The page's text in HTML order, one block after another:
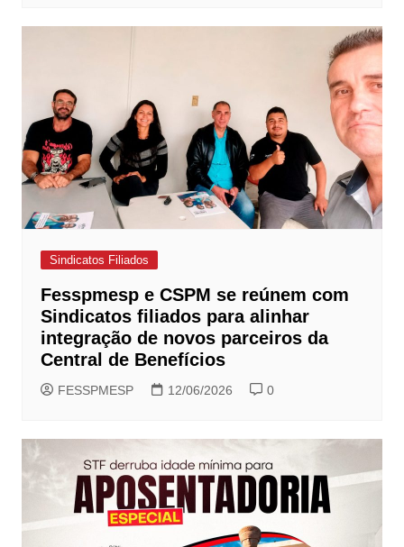
Sindicatos Filiados
Fesspmesp e CSPM se reúnem com
Sindicatos filiados para alinhar
integração de novos parceiros da
Central de Benefícios
FESSPMESP 12/06/2026 0